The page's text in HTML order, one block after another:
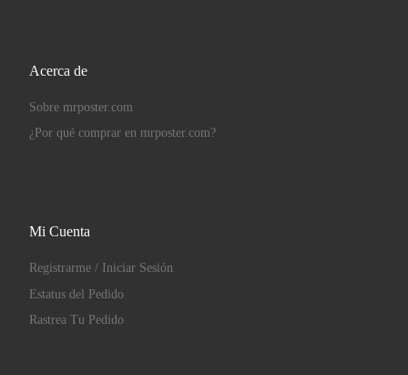
Acerca de
Sobre mrposter.com
¿Por qué comprar en mrposter.com?
Mi Cuenta
Registrarme / Iniciar Sesión
Estatus del Pedido
Rastrea Tu Pedido